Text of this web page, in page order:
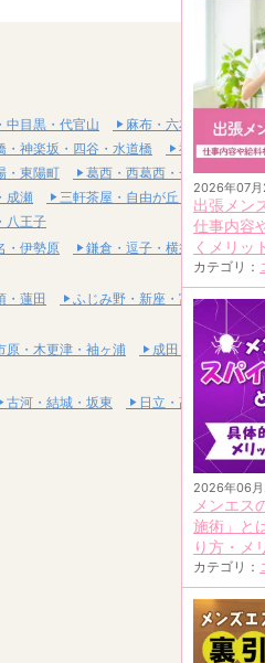
2026年07月
出張メン
仕事内容
くメリッ
カテゴリ：
2026年06月
メンエス
施術」と
り方・メ
カテゴリ：
中目黒・代官山
麻布・六本木・赤坂
・神楽坂・四谷・水道橋
神田・秋葉原
・東陽町
葛西・西葛西・一之江
成瀬
三軒茶屋・自由が丘・二子玉川
八王子
・伊勢原
鎌倉・逗子・横須賀
・蓮田
ふじみ野・新座・富士見
原・木更津・袖ヶ浦
成田・富里・印西
古河・結城・坂東
日立・高萩・常陸太